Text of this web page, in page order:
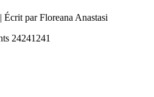
| Écrit par Floreana Anastasi